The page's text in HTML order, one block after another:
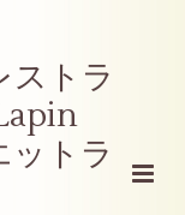
ストラ
ラ